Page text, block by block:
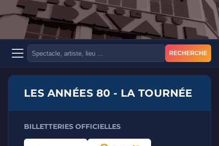
RECHERCHE
LES ANNÉES 80 - LA TOURNÉE
BILLETTERIES OFFICIELLES